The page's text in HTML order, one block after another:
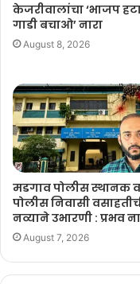
केजरीवालांचा ‘भाजप
गाडी बचाओ’ नारा
August 8, 2026
मडगाव पोलीस स्थानक व
पोलीस निवासी
नव्याने उभारणी : प्रभव
August 7, 2026